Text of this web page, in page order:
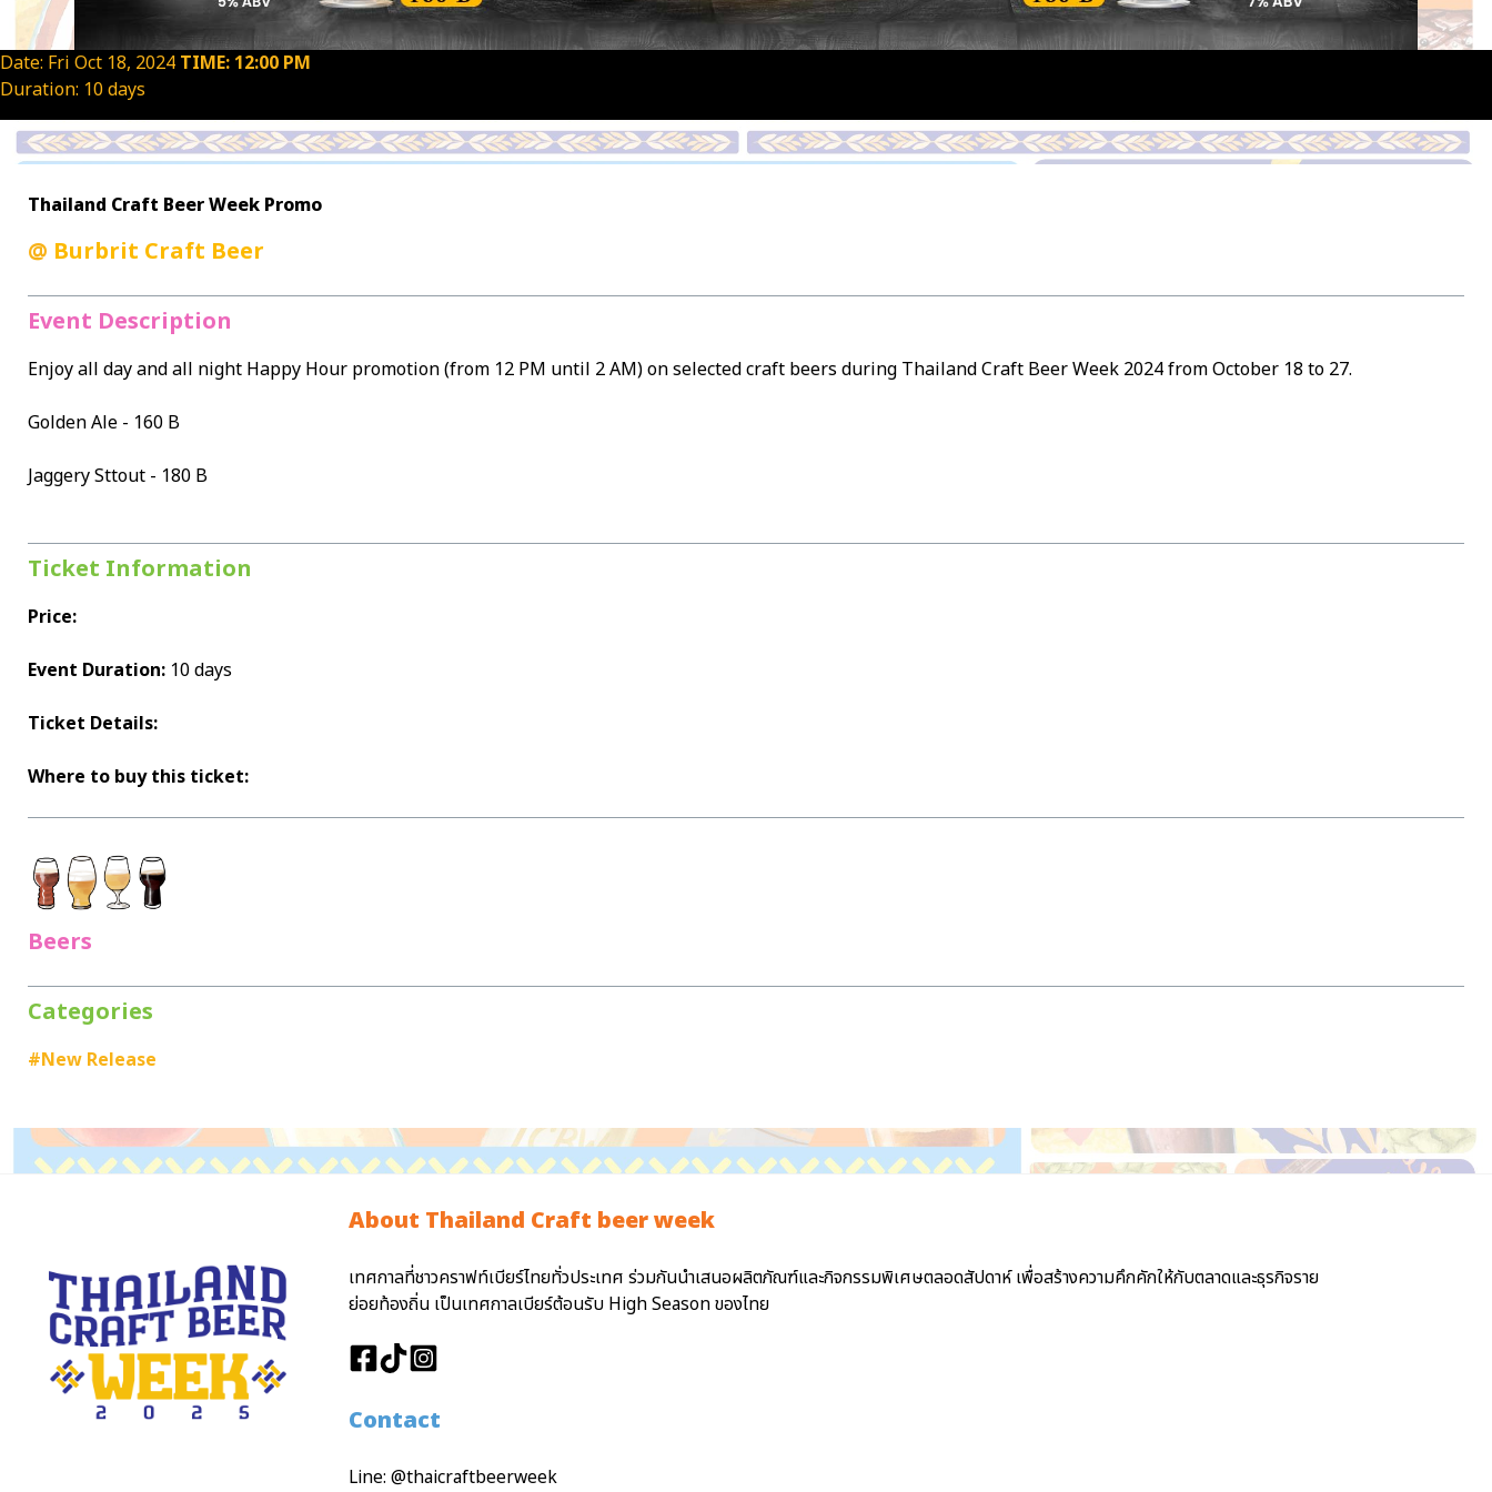
Date: Fri Oct 18, 2024 TIME: 12:00 PM
Duration: 10 days
Thailand Craft Beer Week Promo
@ Burbrit Craft Beer
Event Description
Enjoy all day and all night Happy Hour promotion (from 12 PM until 2 AM) on selected craft beers during Thailand Craft Beer Week 2024 from October 18 to 27.
Golden Ale - 160 B
Jaggery Sttout - 180 B
Ticket Information
Price:
Event Duration: 10 days
Ticket Details:
Where to buy this ticket:
Beers
Categories
#New Release
About Thailand Craft beer week
เทศกาลที่ชาวคราฟท์เบียร์ไทยทั่วประเทศ ร่วมกันนำเสนอผลิตภัณฑ์และกิจกรรมพิเศษตลอดสัปดาห์ เพื่อสร้างความคึกคักให้กับตลาดและธุรกิจราย
ย่อยท้องถิ่น เป็นเทศกาลเบียร์ต้อนรับ High Season ของไทย
Contact
Line:@thaicraftbeerweek